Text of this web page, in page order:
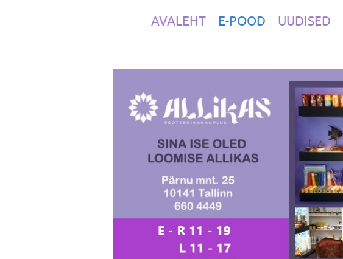
AVALEHT E-POOD UUDISED